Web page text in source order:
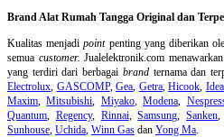
Brand Alat Rumah Tangga Original dan
Kualitas menjadipointpenting yang diberikan
semua customer. Jualelektronik.com
yang terdiri dari berbagai brandternama dan
Electrolux, GASCOMP,Gea, Getra,Hicook,
Maxim,Mitsubishi, Miyako,Modena,
Quantum, Regency, Rinnai,Samsung,Sanken,
Sunhouse, Uchida, Winn Gas dan Yong Ma.